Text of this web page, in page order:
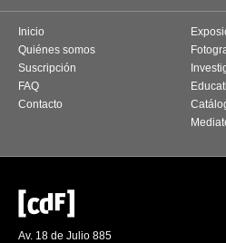
Inicio
Quiénes somos
Suscripción
FAQ
Contacto
Av. 18 de Julio 885